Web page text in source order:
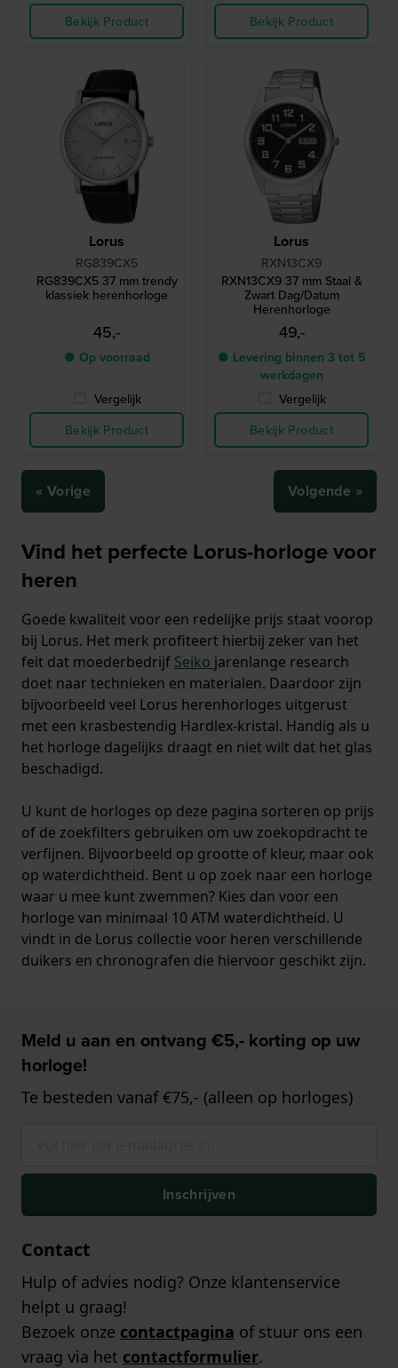
Bekijk Product
Bekijk Product
Lorus
RG839CX5
RG839CX5 37 mm trendy
klassiek herenhorloge
45,-
● Op voorraad
Vergelijk
Bekijk Product
Lorus
RXN13CX9
RXN13CX9 37 mm Staal &
Zwart Dag/Datum
Herenhorloge
49,-
● Levering binnen 3 tot 5
werkdagen
Vergelijk
Bekijk Product
« Vorige Volgende »
Vind het perfecte Lorus-horloge voor
heren
Goede kwaliteit voor een redelijke prijs staat voorop
bij Lorus. Het merk profiteert hierbij zeker van het
feit dat moederbedrijf Seiko jarenlange research
doet naar technieken en materialen. Daardoor zijn
bijvoorbeeld veel Lorus herenhorloges uitgerust
met een krasbestendig Hardlex-kristal. Handig als u
het horloge dagelijks draagt en niet wilt dat het glas
beschadigd.
U kunt de horloges op deze pagina sorteren op prijs
of de zoekfilters gebruiken om uw zoekopdracht te
verfijnen. Bijvoorbeeld op grootte of kleur, maar ook
op waterdichtheid. Bent u op zoek naar een horloge
waar u mee kunt zwemmen? Kies dan voor een
horloge van minimaal 10 ATM waterdichtheid. U
vindt in de Lorus collectie voor heren verschillende
duikers en chronografen die hiervoor geschikt zijn.
Meld u aan en ontvang €5,- korting op uw
horloge!
Te besteden vanaf €75,- (alleen op horloges)
Inschrijven
Contact
Hulp of advies nodig? Onze klantenservice
helpt u graag!
Bezoek onze contactpagina of stuur ons een
vraag via het contactformulier.